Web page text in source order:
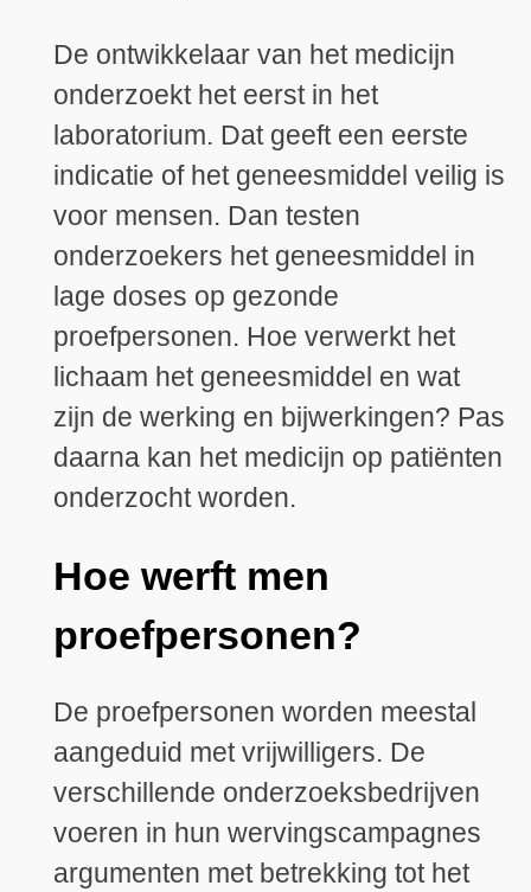
De ontwikkelaar van het medicijn
onderzoekt het eerst in het
laboratorium. Dat geeft een eerste
indicatie of het geneesmiddel veilig is
voor mensen. Dan testen
onderzoekers het geneesmiddel in
lage doses op gezonde
proefpersonen. Hoe verwerkt het
lichaam het geneesmiddel en wat
zijn de werking en bijwerkingen? Pas
daarna kan het medicijn op patiënten
onderzocht worden.
Hoe werft men
proefpersonen?
De proefpersonen worden meestal
aangeduid met vrijwilligers. De
verschillende onderzoeksbedrijven
voeren in hun wervingscampagnes
argumenten met betrekking tot het